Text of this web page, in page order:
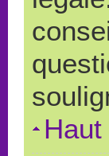
Haut